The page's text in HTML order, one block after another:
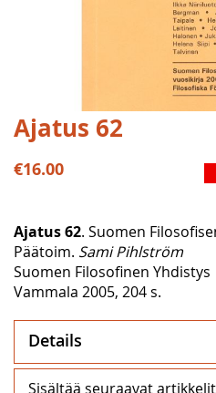
Skip
to
the
beginning
images
gallery
Ajatus 62
€16.00
Ajatus 62. Suomen
Päätoim. Sami Pihlström
Suomen Filosofinen Yhdistys
Vammala 2005, 204 s.
Details
Sisältää seuraavat